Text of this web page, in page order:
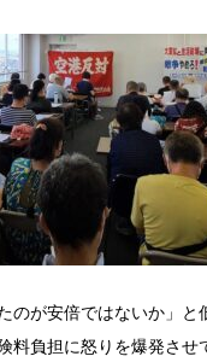
のが安倍ではないか」と
料負担に怒りを爆発させ